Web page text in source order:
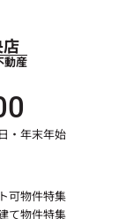
動産
・年末年始
可物件特集
て物件特集